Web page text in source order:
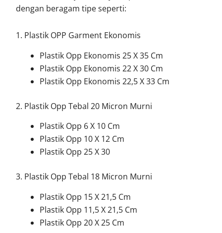
dengan beragam tipe seperti:
1. Plastik OPP Garment Ekonomis
Plastik Opp Ekonomis 25 X 35 Cm
Plastik Opp Ekonomis 22 X 30 Cm
Plastik Opp Ekonomis 22,5 X 33 Cm
2. Plastik Opp Tebal 20 Micron Murni
Plastik Opp 6 X 10 Cm
Plastik Opp 10 X 12 Cm
Plastik Opp 25 X 30
3. Plastik Opp Tebal 18 Micron Murni
Plastik Opp 15 X 21,5 Cm
Plastik Opp 11,5 X 21,5 Cm
Plastik Opp 20 X 25 Cm